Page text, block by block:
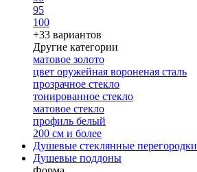
95
100
+33 вариантов
Другие категории
матовое золото
цвет оружейная вороненая сталь
прозрачное стекло
тонированное стекло
матовое стекло
профиль белый
200 см и более
Душевые стеклянные перегородки
Душевые поддоны